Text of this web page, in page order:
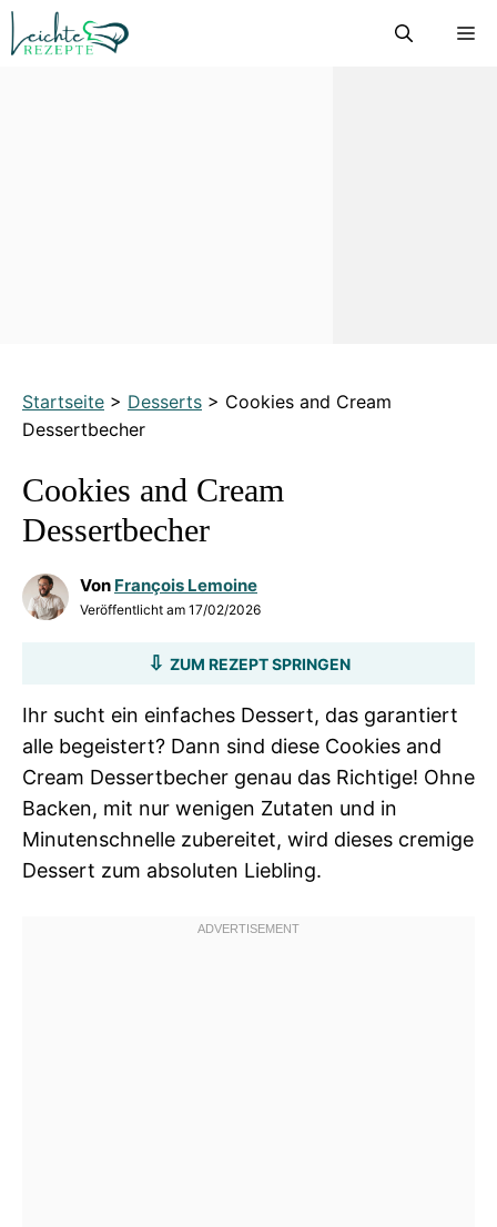
Zum
Inhalt
Startseite > Desserts > Cookies and Cream
Dessertbecher
Cookies and Cream
Dessertbecher
Von François Lemoine
Veröffentlicht am 17/02/2026
ZUM REZEPT SPRINGEN
Ihr sucht ein einfaches Dessert, das garantiert
alle begeistert? Dann sind diese Cookies and
Cream Dessertbecher genau das Richtige! Ohne
Backen, mit nur wenigen Zutaten und in
Minutenschnelle zubereitet, wird dieses cremige
Dessert zum absoluten Liebling.